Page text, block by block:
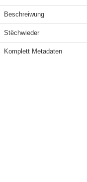
Beschreiwung
Stëchwieder
Komplett Metadaten